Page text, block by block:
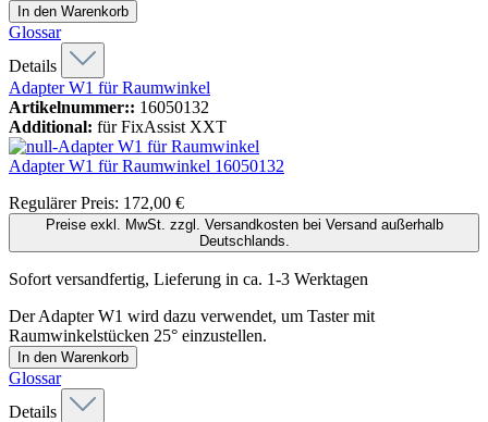
In den Warenkorb
Glossar
Details
Adapter W1 für Raumwinkel
Artikelnummer:: 16050132
Additional: für FixAssist XXT
Adapter W1 für Raumwinkel 16050132
Regulärer Preis: 172,00 €
Preise exkl. MwSt. zzgl. Versandkosten bei Versand außerhalb
Deutschlands.
Sofort versandfertig, Lieferung in ca. 1-3 Werktagen
Der Adapter W1 wird dazu verwendet, um Taster mit
Raumwinkelstücken 25° einzustellen.
In den Warenkorb
Glossar
Details